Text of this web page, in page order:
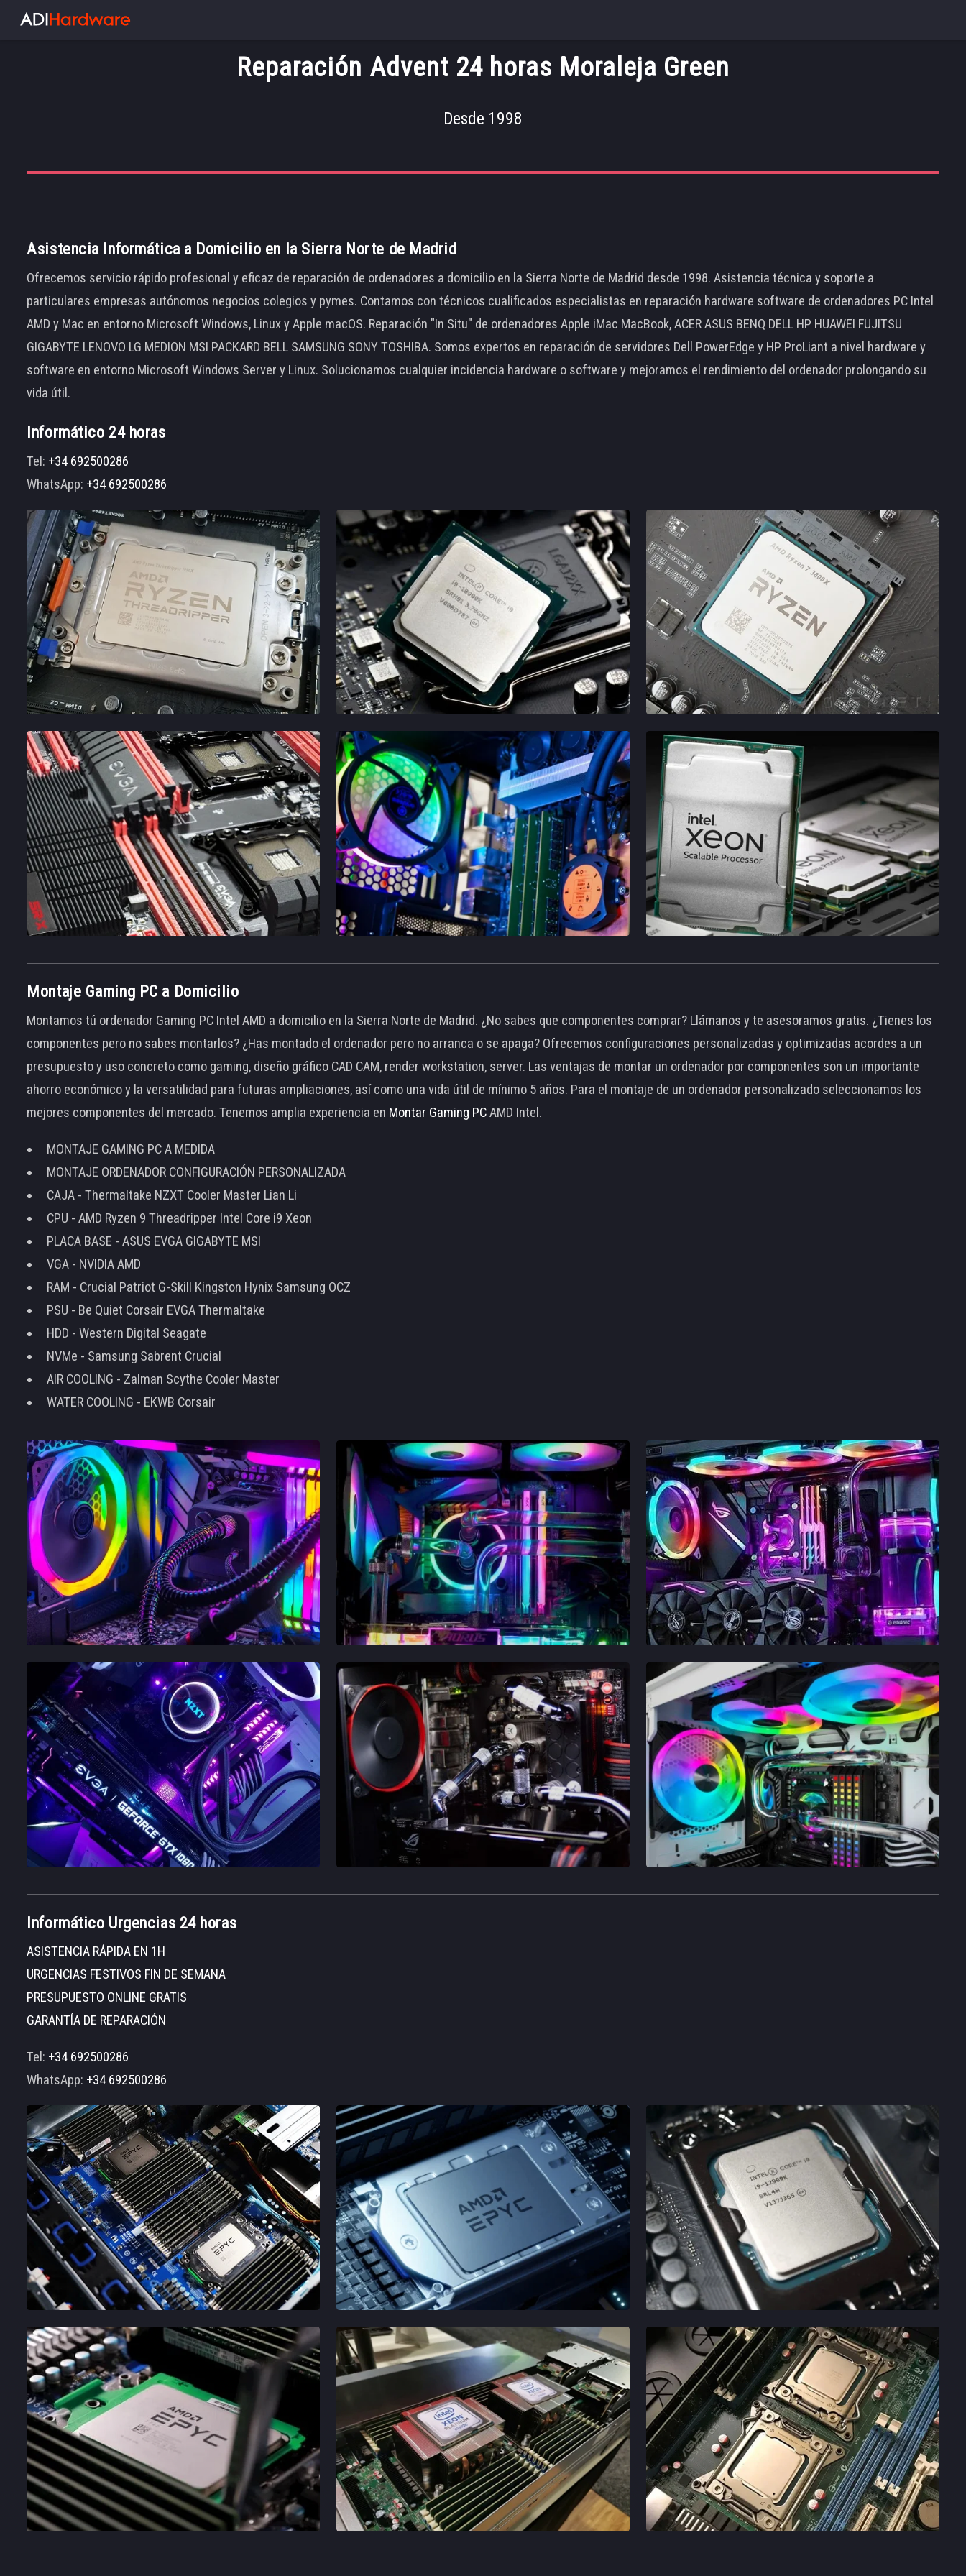
Reparación Advent 24 horas Moraleja Green
Desde 1998
Asistencia Informática a Domicilio en la Sierra Norte de Madrid
Ofrecemos servicio rápido profesional y eficaz de reparación de ordenadores a domicilio en la Sierra Norte de Madrid desde 1998. Asistencia técnica y soporte a
particulares empresas autónomos negocios colegios y pymes. Contamos con técnicos cualificados especialistas en reparación hardware software de ordenadores PC Intel
AMD y Mac en entorno Microsoft Windows, Linux y Apple macOS. Reparación "In Situ" de ordenadores Apple iMac MacBook, ACER ASUS BENQ DELL HP HUAWEI FUJITSU
GIGABYTE LENOVO LG MEDION MSI PACKARD BELL SAMSUNG SONY TOSHIBA. Somos expertos en reparación de servidores Dell PowerEdge y HP ProLiant a nivel hardware y
software en entorno Microsoft Windows Server y Linux. Solucionamos cualquier incidencia hardware o software y mejoramos el rendimiento del ordenador prolongando su
vida útil.
Informático 24 horas
Tel: +34 692500286
WhatsApp: +34 692500286
Montaje Gaming PC a Domicilio
Montamos tú ordenador Gaming PC Intel AMD a domicilio en la Sierra Norte de Madrid. ¿No sabes que componentes comprar? Llámanos y te asesoramos gratis. ¿Tienes los
componentes pero no sabes montarlos? ¿Has montado el ordenador pero no arranca o se apaga? Ofrecemos configuraciones personalizadas y optimizadas acordes a un
presupuesto y uso concreto como gaming, diseño gráfico CAD CAM, render workstation, server. Las ventajas de montar un ordenador por componentes son un importante
ahorro económico y la versatilidad para futuras ampliaciones, así como una vida útil de mínimo 5 años. Para el montaje de un ordenador personalizado seleccionamos los
mejores componentes del mercado. Tenemos amplia experiencia en Montar Gaming PCAMD Intel.
MONTAJE GAMING PC A MEDIDA
MONTAJE ORDENADOR CONFIGURACIÓN PERSONALIZADA
CAJA - Thermaltake NZXT Cooler Master Lian Li
CPU - AMD Ryzen 9 Threadripper Intel Core i9 Xeon
PLACA BASE - ASUS EVGA GIGABYTE MSI
VGA - NVIDIA AMD
RAM - Crucial Patriot G-Skill Kingston Hynix Samsung OCZ
PSU - Be Quiet Corsair EVGA Thermaltake
HDD - Western Digital Seagate
NVMe - Samsung Sabrent Crucial
AIR COOLING - Zalman Scythe Cooler Master
WATER COOLING - EKWB Corsair
Informático Urgencias 24 horas
ASISTENCIA RÁPIDA EN 1H
URGENCIAS FESTIVOS FIN DE SEMANA
PRESUPUESTO ONLINE GRATIS
GARANTÍA DE REPARACIÓN
Tel: +34 692500286
WhatsApp: +34 692500286